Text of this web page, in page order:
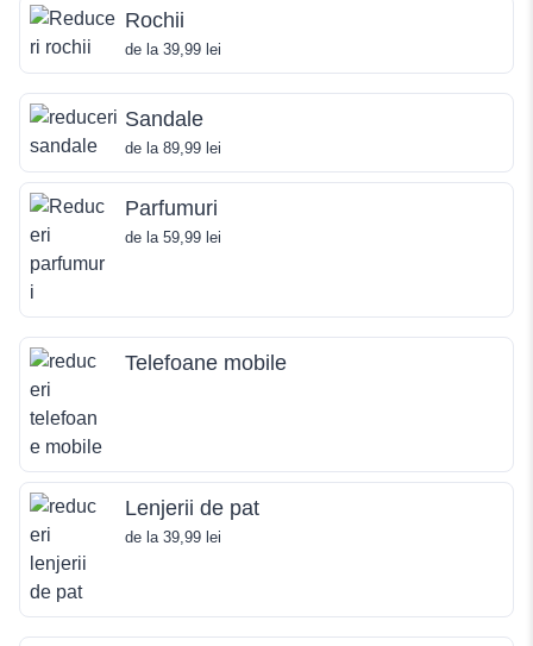
Rochii
de la 39,99 lei
Sandale
de la 89,99 lei
Parfumuri
de la 59,99 lei
Telefoane mobile
Lenjerii de pat
de la 39,99 lei